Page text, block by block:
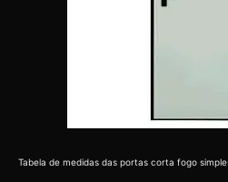
Tabela de medidas das portas corta fogo